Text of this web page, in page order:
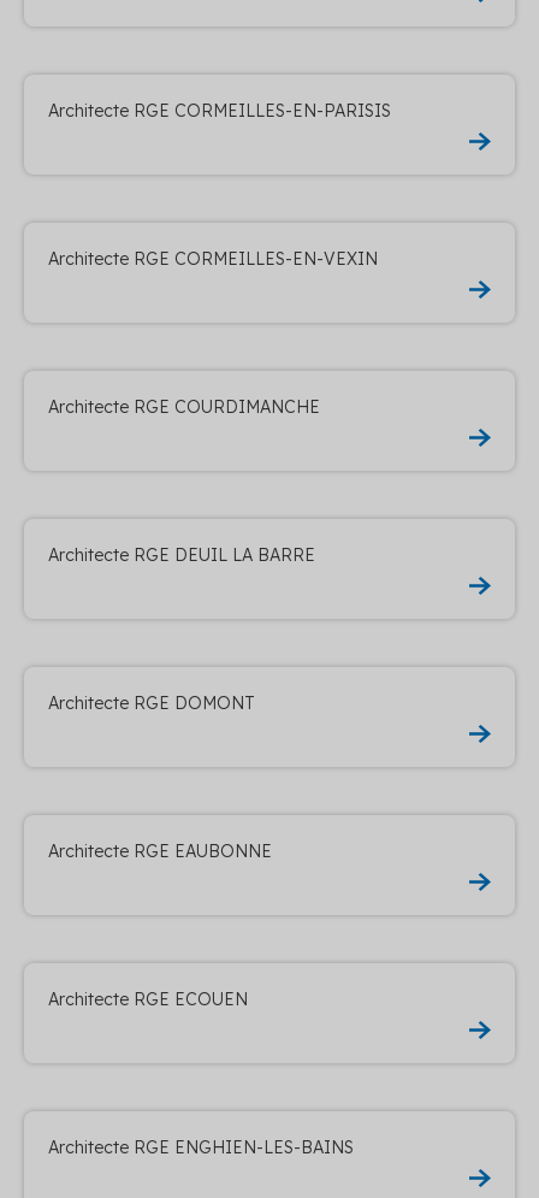
Architecte RGE CORMEILLES-EN-PARISIS
Architecte RGE CORMEILLES-EN-VEXIN
Architecte RGE COURDIMANCHE
Architecte RGE DEUIL LA BARRE
Architecte RGE DOMONT
Architecte RGE EAUBONNE
Architecte RGE ECOUEN
Architecte RGE ENGHIEN-LES-BAINS